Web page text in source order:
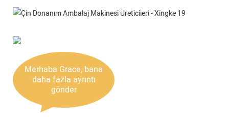
Basit kahraman birimi, öne çıkan içeriğe veya
Merhaba Grace, bana
daha fazla ayrıntı
gönder